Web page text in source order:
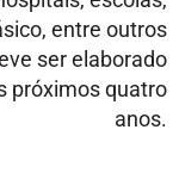
entre outros
ser elaborado
próximos quatro
anos.